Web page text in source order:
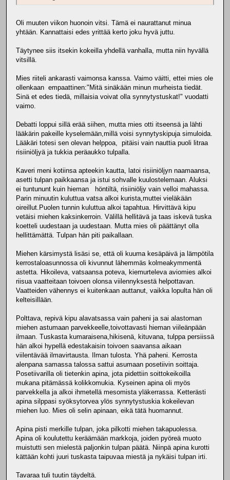
Oli muuten viikon huonoin vitsi. Tämä ei naurattanut minua
yhtään. Kannattaisi edes yrittää kerto joku hyvä juttu.
Täytynee siis itsekin kokeilla yhdellä vanhalla, mutta niin hyvällä
vitsillä.
Mies riiteli ankarasti vaimonsa kanssa. Vaimo väitti, ettei mies ole
ollenkaan empaattinen:"Mitä sinäkään minun murheista tiedät.
Sinä et edes tiedä, millaisia voivat olla synnytystuskat!" vuodatti
vaimo.
Debatti loppui sillä erää siihen, mutta mies otti itseensä ja lähti
lääkärin pakeille kyselemään,millä voisi synnytyskipuja simuloida.
Lääkäri totesi sen olevan helppoa, pitäisi vain nauttia puoli litraa
risiiniöljyä ja tukkia peräaukko tulpalla.
Kaveri meni kotiinsa apteekin kautta, latoi risiiniöljyn naamaansa,
asetti tulpan paikkaansa ja istui sohvalle kuulostelemaan. Aluksi
ei tuntununt kuin hieman höntiltä, risiiniöljy vain velloi mahassa.
Parin minuutin kuluttua vatsa alkoi kurista,muttei vieläkään
oireillut.Puolen tunnin kuluttua alkoi tapahtua. Hirvittävä kipu
vetäisi miehen kaksinkerroin. Välillä hellitävä ja taas iskevä tuska
koetteli uudestaan ja uudestaan. Mutta mies oli päättänyt olla
hellittämättä. Tulpan hän piti paikallaan.
Miehen kärsimystä lisäsi se, että oli kuuma kesäpäivä ja lämpötila
kerrostaloasunnossa oli kivunnut lähemmäs kolmeakymmentä
astetta. Hikoileva, vatsaansa poteva, kiemurteleva aviomies alkoi
riisua vaatteitaan toivoen olonsa viilennyksestä helpottavan.
Vaatteiden vähennys ei kuitenkaan auttanut, vaikka lopulta hän oli
kelteisillään.
Polttava, repivä kipu alavatsassa vain paheni ja sai alastoman
miehen astumaan parvekkeelle,toivottavasti hieman viileänpään
ilmaan. Tuskasta kumaraisena,hikisenä, kituvana, tulppa persiissä
hän alkoi hypellä edestakaisin toivoen saavansa aikaan
viilentävää ilmavirtausta. Ilman tulosta. Yhä paheni. Kerrosta
alenpana samassa talossa sattui asumaan posetiivin soittaja.
Posetiivarilla oli tietenkin apina, jota pidettiin soittokeikoilla
mukana pitämässä kolikkomukia. Kyseinen apina oli myös
parvekkella ja alkoi ihmetellä mesomista yläkerrassa. Ketterästi
apina silppasi syöksytorvea ylös synnytystuskia kokeilevan
miehen luo. Mies oli selin apinaan, eikä tätä huomannut.
Apina pisti merkille tulpan, joka pilkotti miehen takapuolessa.
Apina oli koulutettu keräämään markkoja, joiden pyöreä muoto
muistutti sen mielestä paljonkin tulpan päätä. Niinpä apina kurotti
kättään kohti juuri tuskasta taipuvaa miestä ja nykäisi tulpan irti.
Tavaraa tuli tuutin täydeltä.